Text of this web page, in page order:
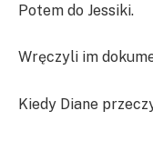
Potem do Jessiki.
Wręczyli im
Kiedy Diane